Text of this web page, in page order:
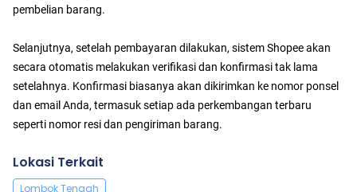
pembelian barang.
Selanjutnya, setelah pembayaran dilakukan, sistem Shopee akan
secara otomatis melakukan verifikasi dan konfirmasi tak lama
setelahnya. Konfirmasi biasanya akan dikirimkan ke nomor ponsel
dan email Anda, termasuk setiap ada perkembangan terbaru
seperti nomor resi dan pengiriman barang.
Lokasi Terkait
Lombok Tengah